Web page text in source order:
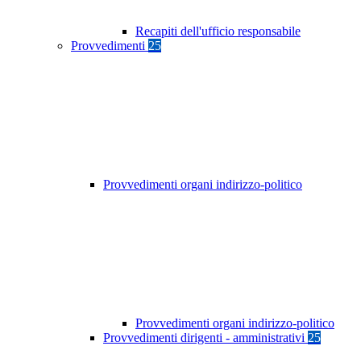
Recapiti dell'ufficio responsabile
Provvedimenti 25
Provvedimenti organi indirizzo-politico
Provvedimenti organi indirizzo-politico
Provvedimenti dirigenti - amministrativi 25